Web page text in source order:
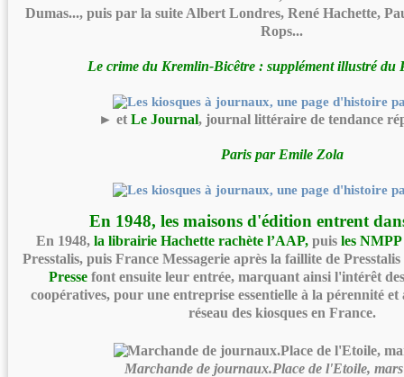
Dumas..., puis par la suite Albert Londres, René Hachette,
Rops...
Le crime du Kremlin-Bicêtre : supplément illustré du
► et Le Journal, journal littéraire de tendance
Paris par Emile Zola
En 1948, les maisons d'édition entrent
En 1948, la librairie Hachette rachète l’AAP, puis les NMPP
Presstalis, puis France Messagerie après la faillite de
Presse font ensuite leur entrée, marquant ainsi l'intérêt
coopératives, pour une entreprise essentielle à la pérennité
réseau des kiosques en France.
Marchande de journaux.Place de l'Etoile,